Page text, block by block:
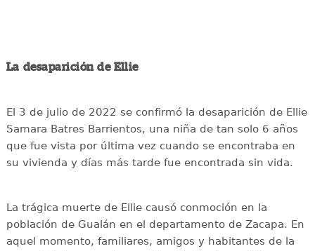
La desaparición de Ellie
El 3 de julio de 2022 se confirmó la desaparición de Ellie
Samara Batres Barrientos, una niña de tan solo 6 años
que fue vista por última vez cuando se encontraba en
su vivienda y días más tarde fue encontrada sin vida.
La trágica muerte de Ellie causó conmoción en la
población de Gualán en el departamento de Zacapa. En
aquel momento, familiares, amigos y habitantes de la